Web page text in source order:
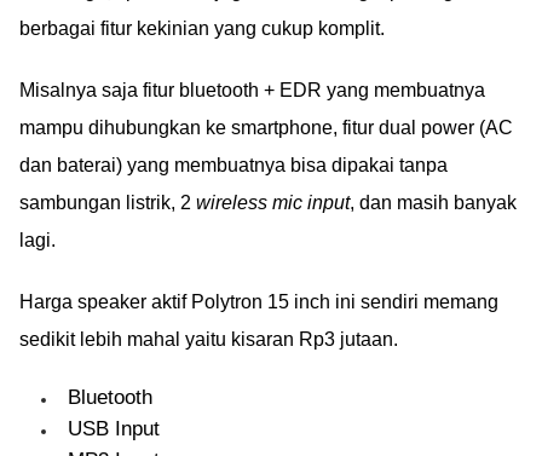
berbagai fitur kekinian yang cukup komplit.
Misalnya saja fitur bluetooth + EDR yang membuatnya
mampu dihubungkan ke smartphone, fitur dual power (AC
dan baterai) yang membuatnya bisa dipakai tanpa
sambungan listrik, 2 wireless mic input, dan masih banyak
lagi.
Harga speaker aktif Polytron 15 inch ini sendiri memang
sedikit lebih mahal yaitu kisaran Rp3 jutaan.
Bluetooth
USB Input